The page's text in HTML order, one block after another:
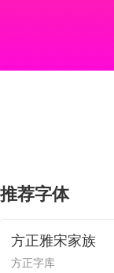
推荐字体
方正雅宋家族
方正字库